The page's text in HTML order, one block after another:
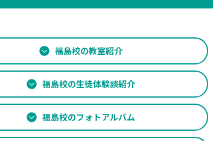
福島校の教室紹介
福島校の生徒体験談紹介
福島校のフォトアルバム